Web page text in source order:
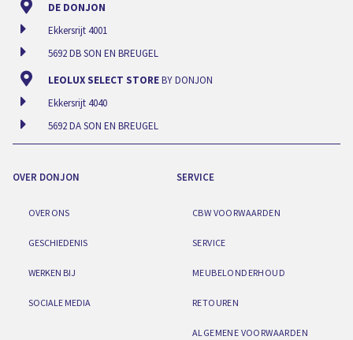
DE DONJON
Ekkersrijt 4001
5692 DB SON EN BREUGEL
LEOLUX SELECT STOREBY DONJON
Ekkersrijt 4040
5692 DA SON EN BREUGEL
OVER DONJON
OVER ONS
GESCHIEDENIS
WERKEN BIJ
SOCIALE MEDIA
SERVICE
CBW VOORWAARDEN
SERVICE
MEUBELONDERHOUD
RETOUREN
ALGEMENE VOORWAARDEN